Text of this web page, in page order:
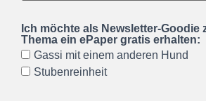
Ich möchte als Newsletter-Goodie
Thema ein ePaper gratis erhalten:
Gassi mit einem anderen Hund
Stubenreinheit